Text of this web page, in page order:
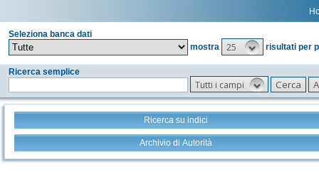
Seleziona banca dati
mostra
25 risultati per
Ricerca semplice
Tutti i campi
Ricerca su indici
Archivio di Autorità